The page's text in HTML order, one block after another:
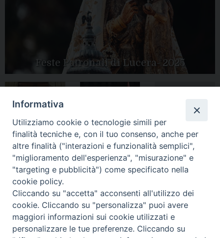
Feste Patronali di Lucera- 2025
Apertura Anno
Giubilare 2025
Mariae in Diocesi
Tutte le gallery
CONTATTI:
LUCERA: Piazza Duomo, 13 - 71036 Lucera (FG) − tel.
Vescovo: tel/fax 0881/522244 - e-mail:
vescovo@diocesiluceratroia.it
: Piazza Episcopio - 71029 Troia (FG) − tel. 0881/977051
Informativa
Utilizziamo cookie o tecnologie simili per
finalità tecniche e, con il tuo consenso, anche per
altre finalità ("interazioni e funzionalità semplici",
"miglioramento dell'esperienza", "misurazione" e
"targeting e pubblicità") come specificato nella
cookie policy.
Cliccando su "accetta" acconsenti all'utilizzo dei
cookie. Cliccando su "personalizza" puoi avere
maggiori informazioni sui cookie utilizzati e
personalizzare le tue preferenze. Cliccando su